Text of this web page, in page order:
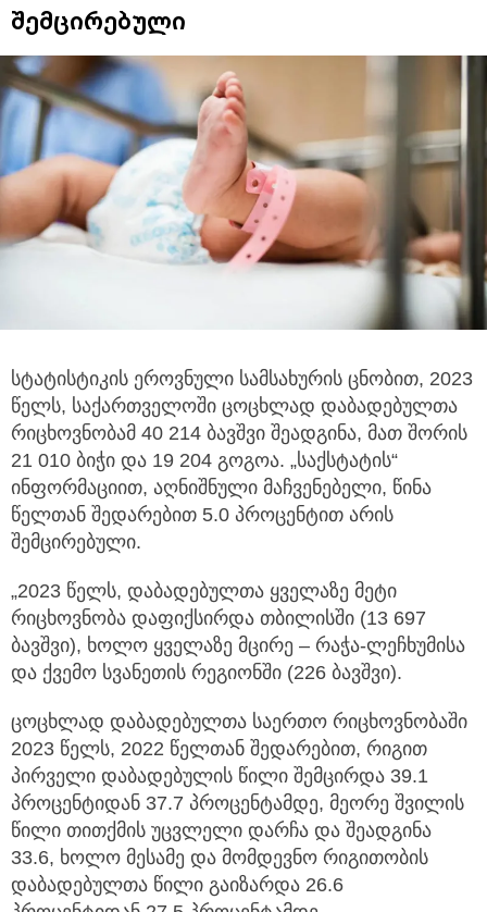
შემცირებული
სტატისტიკის ეროვნული სამსახურის ცნობით, 2023
წელს, საქართველოში ცოცხლად დაბადებულთა
რიცხოვნობამ 40 214 ბავშვი შეადგინა, მათ შორის
21 010 ბიჭი და 19 204 გოგოა. „საქსტატის“
ინფორმაციით, აღნიშნული მაჩვენებელი, წინა
წელთან შედარებით 5.0 პროცენტით არის
შემცირებული.
„2023 წელს, დაბადებულთა ყველაზე მეტი
რიცხოვნობა დაფიქსირდა თბილისში (13 697
ბავშვი), ხოლო ყველაზე მცირე – რაჭა-ლეჩხუმისა
და ქვემო სვანეთის რეგიონში (226 ბავშვი).
ცოცხლად დაბადებულთა საერთო რიცხოვნობაში
2023 წელს, 2022 წელთან შედარებით, რიგით
პირველი დაბადებულის წილი შემცირდა 39.1
პროცენტიდან 37.7 პროცენტამდე, მეორე შვილის
წილი თითქმის უცვლელი დარჩა და შეადგინა
33.6, ხოლო მესამე და მომდევნო რიგითობის
დაბადებულთა წილი გაიზარდა 26.6